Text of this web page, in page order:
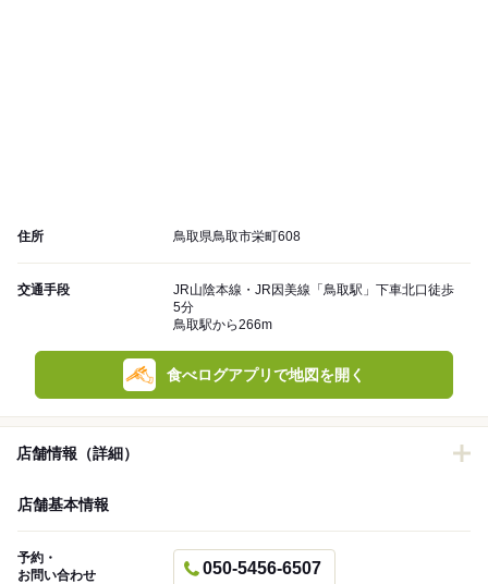
住所 鳥取県鳥取市栄町608
交通手段
JR山陰本線・JR因美線「鳥取駅」下車北口徒歩
5分
鳥取駅から266m
食べログアプリで地図を開く
店舗情報（詳細）
店舗基本情報
予約・
お問い合わせ
050-5456-6507